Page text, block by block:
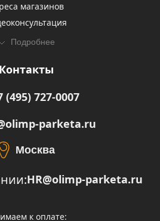
магазинов
Подробнее
Контакты
(495) 727-0007
parketa.ru
Москва
HR@olimp-parketa.ru
к оплате: